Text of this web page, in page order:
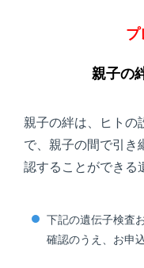
プ
親子の
親子の絆は、ヒトの
で、親子の間で引き
認することができる
下記の遺伝子検査
確認のうえ、お申